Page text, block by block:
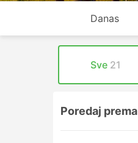
Danas
Sve 21
Poredaj prema